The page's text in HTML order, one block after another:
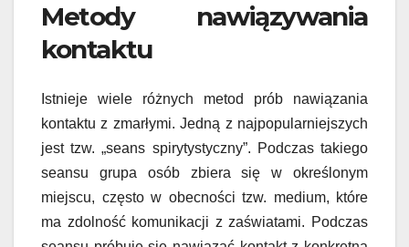
Metody nawiązywania
kontaktu
Istnieje wiele różnych metod prób nawiązania
kontaktu z zmarłymi. Jedną z najpopularniejszych
jest tzw. „seans spirytystyczny”. Podczas takiego
seansu grupa osób zbiera się w określonym
miejscu, często w obecności tzw. medium, które
ma zdolność komunikacji z zaświatami. Podczas